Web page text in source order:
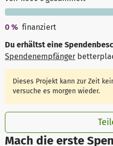
Mach die erste
0 % finanziert
Du erhältst eine
Spendenempfänger
Dieses Projekt kann zur Zeit
versuche es morgen wieder.